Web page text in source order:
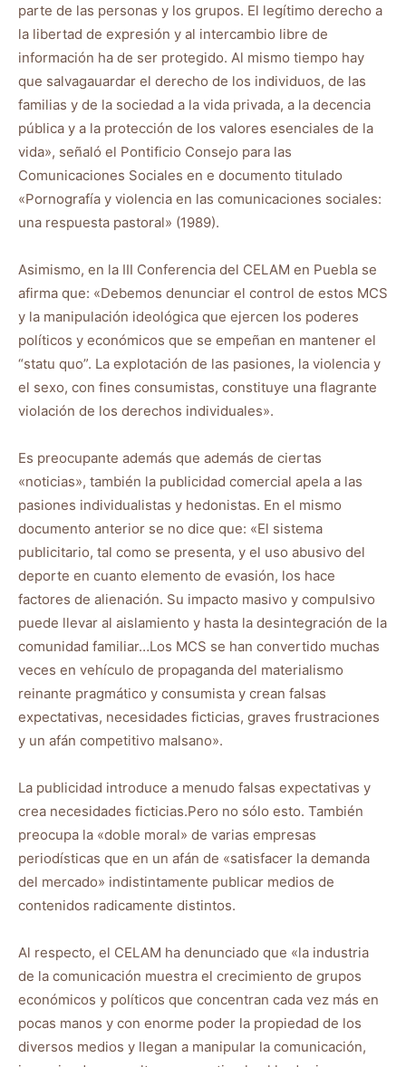
parte de las personas y los grupos. El legítimo derecho a
la libertad de expresión y al intercambio libre de
información ha de ser protegido. Al mismo tiempo hay
que salvagauardar el derecho de los individuos, de las
familias y de la sociedad a la vida privada, a la decencia
pública y a la protección de los valores esenciales de la
vida», señaló el Pontificio Consejo para las
Comunicaciones Sociales en e documento titulado
«Pornografía y violencia en las comunicaciones sociales:
una respuesta pastoral» (1989).
Asimismo, en la III Conferencia del CELAM en Puebla se
afirma que: «Debemos denunciar el control de estos MCS
y la manipulación ideológica que ejercen los poderes
políticos y económicos que se empeñan en mantener el
“statu quo”. La explotación de las pasiones, la violencia y
el sexo, con fines consumistas, constituye una flagrante
violación de los derechos individuales».
Es preocupante además que además de ciertas
«noticias», también la publicidad comercial apela a las
pasiones individualistas y hedonistas. En el mismo
documento anterior se no dice que: «El sistema
publicitario, tal como se presenta, y el uso abusivo del
deporte en cuanto elemento de evasión, los hace
factores de alienación. Su impacto masivo y compulsivo
puede llevar al aislamiento y hasta la desintegración de la
comunidad familiar…Los MCS se han convertido muchas
veces en vehículo de propaganda del materialismo
reinante pragmático y consumista y crean falsas
expectativas, necesidades ficticias, graves frustraciones
y un afán competitivo malsano».
La publicidad introduce a menudo falsas expectativas y
crea necesidades ficticias.Pero no sólo esto. También
preocupa la «doble moral» de varias empresas
periodísticas que en un afán de «satisfacer la demanda
del mercado» indistintamente publicar medios de
contenidos radicamente distintos.
Al respecto, el CELAM ha denunciado que «la industria
de la comunicación muestra el crecimiento de grupos
económicos y políticos que concentran cada vez más en
pocas manos y con enorme poder la propiedad de los
diversos medios y llegan a manipular la comunicación,